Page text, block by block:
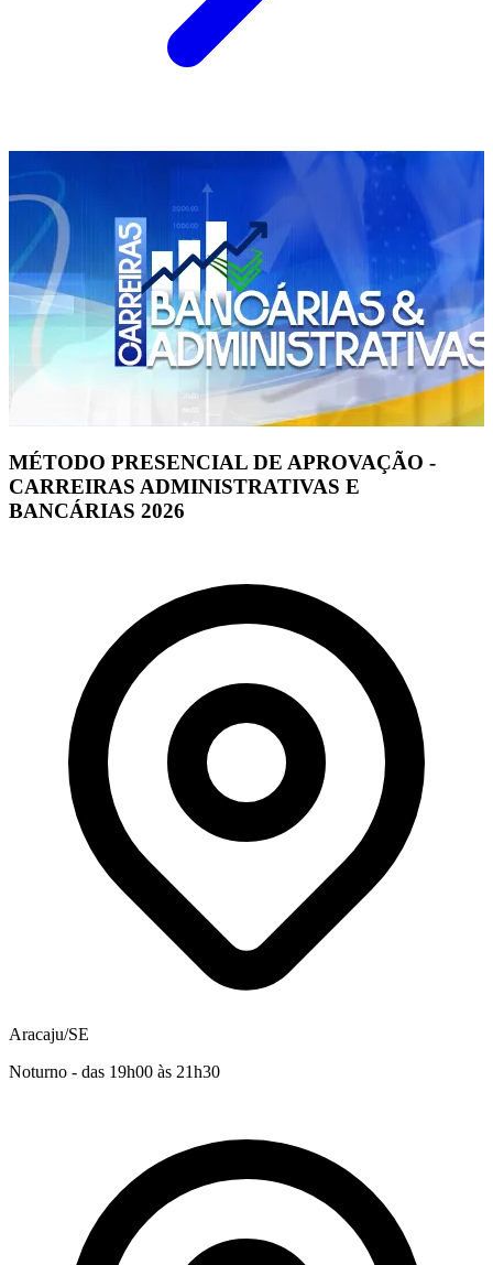
MÉTODO PRESENCIAL DE APROVAÇÃO -
CARREIRAS ADMINISTRATIVAS E
BANCÁRIAS 2026
Aracaju/SE
Noturno - das 19h00 às 21h30